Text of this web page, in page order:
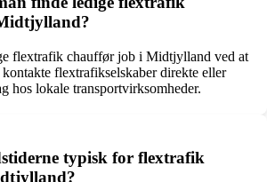
flextrafik chauffør job i Midtjylland ved at
flextrafikselskaber direkte eller
hos lokale transportvirksomheder.
typisk for flextrafik